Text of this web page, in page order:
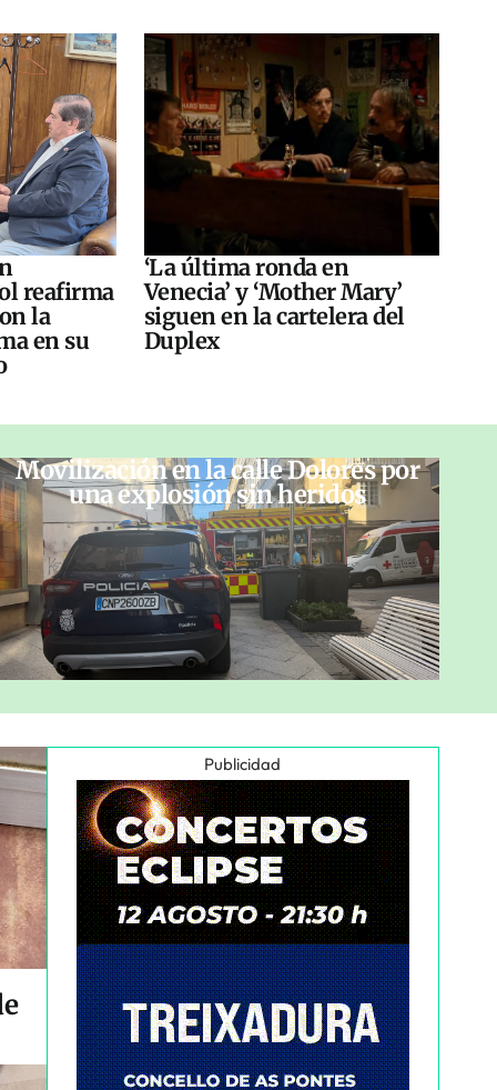
reafirma
la
en su
‘La última ronda en
Venecia’ y ‘Mother Mary’
siguen en la cartelera del
Duplex
Movilización en la calle Dolores por
una explosión sin heridos
Publicidad